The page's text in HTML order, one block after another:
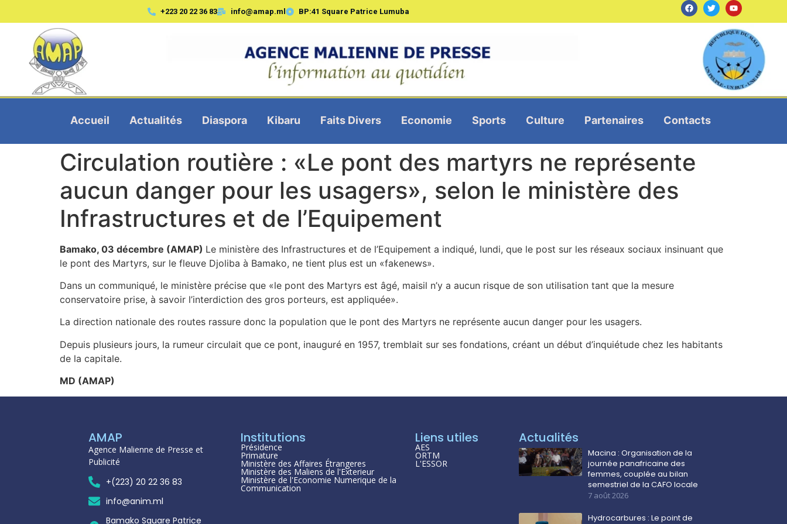
+223 20 22 36 83 info@amap.ml BP:41 Square Patrice Lumuba
Accueil Actualités Diaspora Kibaru Faits Divers Economie Sports Culture Partenaires Contacts
Circulation routière : «Le pont des martyrs ne représente
aucun danger pour les usagers», selon le ministère des
Infrastructures et de l’Equipement
Bamako, 03 décembre (AMAP) Le ministère des Infrastructures et de l’Equipement a indiqué, lundi, que le post sur les réseaux sociaux insinuant que
le pont des Martyrs, sur le fleuve Djoliba à Bamako, ne tient plus est un «fakenews».
Dans un communiqué, le ministère précise que «le pont des Martyrs est âgé, maisil n’y a aucun risque de son utilisation tant que la mesure
conservatoire prise, à savoir l’interdiction des gros porteurs, est appliquée».
La direction nationale des routes rassure donc la population que le pont des Martyrs ne représente aucun danger pour les usagers.
Depuis plusieurs jours, la rumeur circulait que ce pont, inauguré en 1957, tremblait sur ses fondations, créant un début d’inquiétude chez les habitants
de la capitale.
MD (AMAP)
AMAP
Agence Malienne de Presse et
Publicité
+(223) 20 22 36 83
info@anim.ml
Bamako Square Patrice
Institutions
Présidence
Primature
Ministère des Affaires Étrangeres
Ministère des Maliens de l'Exterieur
Ministère de l'Economie Numerique de la
Communication
Liens utiles
AES
ORTM
L'ESSOR
Actualités
Macina : Organisation de la
journée panafricaine des
femmes, couplée au bilan
semestriel de la CAFO locale
7 août 2026
Hydrocarbures : Le point de